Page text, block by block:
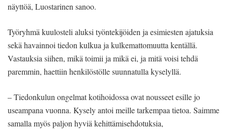
näyttöä, Luostarinen sanoo.
Työryhmä kuulosteli aluksi työntekijöiden ja esimiesten ajatuksia
sekä havainnoi tiedon kulkua ja kulkemattomuutta kentällä.
Vastauksia siihen, mikä toimii ja mikä ei, ja mitä voisi tehdä
paremmin, haettiin henkilöstölle suunnatulla kyselyllä.
– Tiedonkulun ongelmat kotihoidossa ovat nousseet esille jo
useampana vuonna. Kysely antoi meille tarkempaa tietoa. Saimme
samalla myös paljon hyviä kehittämisehdotuksia,